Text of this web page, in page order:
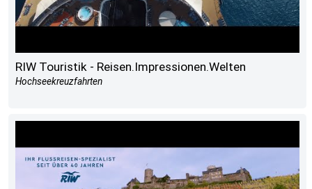
RIW Touristik - Reisen.Impressionen.Welten
Hochseekreuzfahrten